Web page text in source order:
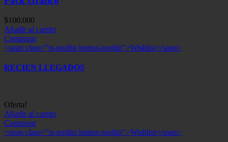
$100.000
Añadir al carrito
Comparar
<span class="ts-tooltip button-tooltip">Wishlist</span>
RECIEN LLEGADOS
Oferta!
Añadir al carrito
Comparar
<span class="ts-tooltip button-tooltip">Wishlist</span>